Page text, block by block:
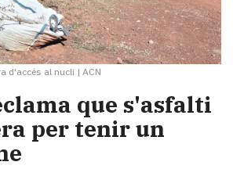
d'accés al nucli | ACN
que s'asfalti
per tenir un